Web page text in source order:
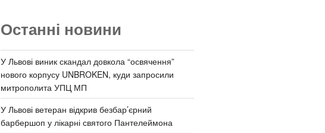
Останні новини
У Львові виник скандал довкола “освячення”
нового корпусу UNBROKEN, куди запросили
митрополита УПЦ МП
У Львові ветеран відкрив безбар’єрний
барбершоп у лікарні святого Пантелеймона